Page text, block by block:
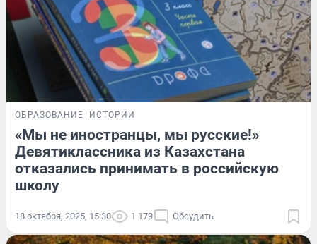
ОБРАЗОВАНИЕ ИСТОРИИ
«Мы не иностранцы, мы русские!»
Девятиклассника из Казахстана
отказались принимать в российскую
школу
18 октября, 2025, 15:30 1 179 Обсудить